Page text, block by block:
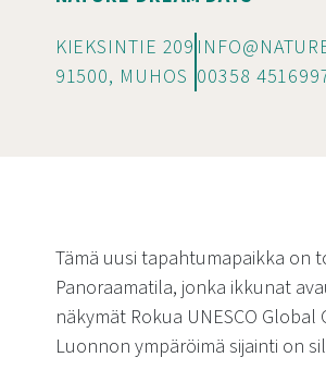
KIEKSINTIE 209
91500, MUHOS 00358
Tämä uusi tapahtumapaikka
Panoraamatila, jonka ikkunat
näkymät Rokua UNESCO
Luonnon ympäröimä sijainti on